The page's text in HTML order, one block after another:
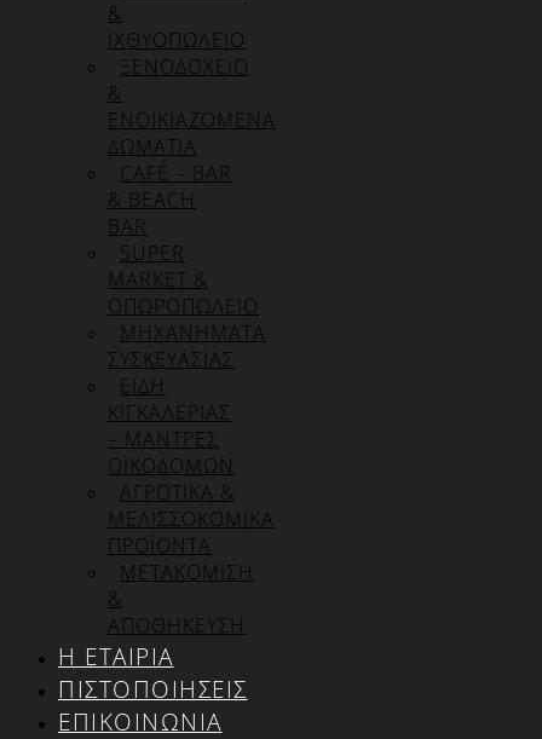
&
ΙΧΘΥΟΠΩΛΕΙΟ
ΞΕΝΟΔΟΧΕΙΟ
&
ΕΝΟΙΚΙΑΖΟΜΕΝΑ
ΔΩΜΑΤΙΑ
CAFÉ – BAR
& BEACH
BAR
SUPER
MARKET &
ΟΠΩΡΟΠΩΛΕΙΟ
ΜΗΧΑΝΗΜΑΤΑ
ΣΥΣΚΕΥΑΣΙΑΣ
ΕΙΔΗ
ΚΙΓΚΑΛΕΡΙΑΣ
– ΜΑΝΤΡΕΣ
ΟΙΚΟΔΟΜΩΝ
ΑΓΡΟΤΙΚΑ &
ΜΕΛΙΣΣΟΚΟΜΙΚΑ
ΠΡΟΪΟΝΤΑ
ΜΕΤΑΚΟΜΙΣΗ
&
ΑΠΟΘΗΚΕΥΣΗ
Η ΕΤΑΙΡΊΑ
ΠΙΣΤΟΠΟΙΉΣΕΙΣ
ΕΠΙΚΟΙΝΩΝΊΑ